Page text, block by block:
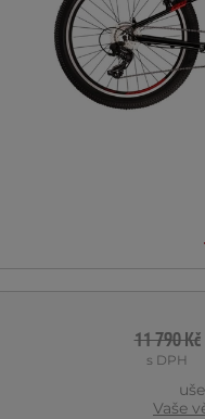
11 790 Kč
s DPH
Vaše